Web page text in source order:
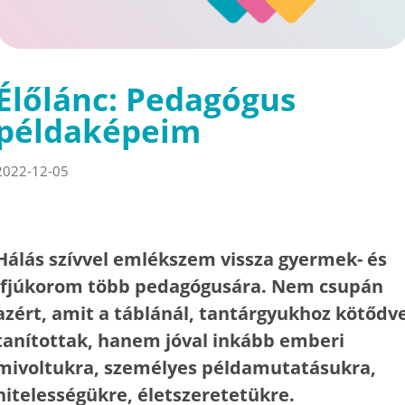
Pedagógus
12-05
szívvel emlékszem vissza gyermek- és
több pedagógusára. Nem csupán
amit a táblánál, tantárgyukhoz
hanem jóval inkább emberi
személyes példamutatásukra,
életszeretetükre.